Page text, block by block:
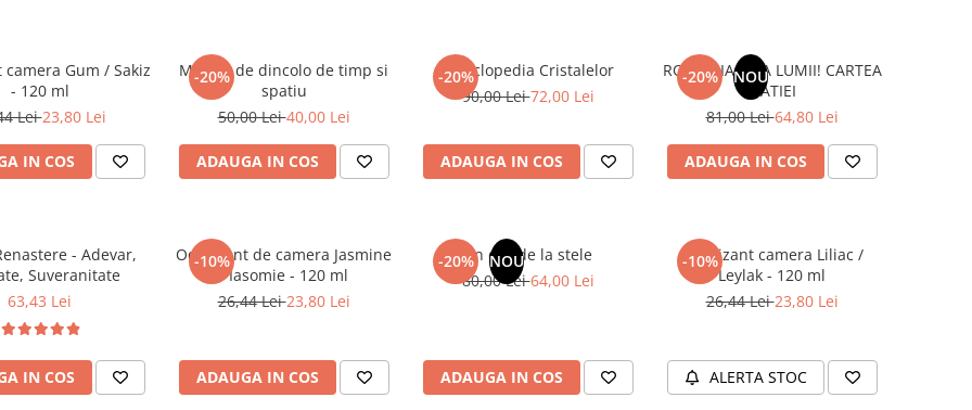
Gum / Sakiz
- 120 ml
Lei23,80 Lei
IN COS
-20%
Mesaje de dincolo de timp si
spatiu
50,00 Lei40,00 Lei
ADAUGA IN COS
-20%
Enciclopedia Cristalelor
90,00 Lei72,00 Lei
ADAUGA IN COS
-20% NOU
ROMANIA, AXA LUMII! CARTEA
NATIEI
81,00 Lei64,80 Lei
ADAUGA IN COS
- Adevar,
Suveranitate
63,43 Lei
IN COS
-10%
Odorizant de camera Jasmine
/ Iasomie - 120 ml
26,44 Lei23,80 Lei
ADAUGA IN COS
-20% NOU
Un dar de la stele
80,00 Lei64,00 Lei
ADAUGA IN COS
-10%
Odorizant camera Liliac /
Leylak - 120 ml
26,44 Lei23,80 Lei
ALERTA STOC